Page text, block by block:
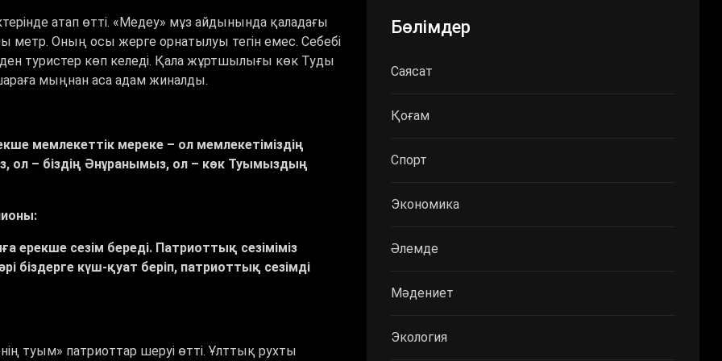
атап өтті. «Медеу» мұз айдынында қаладағы
метр. Оның осы жерге орнатылуы тегін емес. Себебі
туристер көп келеді. Қала жұртшылығы көк Туды
мыңнан аса адам жиналды.
мемлекеттік мереке – ол мемлекетіміздің
ол – біздің Әнұранымыз, ол – көк Туымыздың
ерекше сезім береді. Патриоттық сезіміміз
біздерге күш-қуат беріп, патриоттық сезімді
туым» патриоттар шеруі өтті. Ұлттық рухты
Бөлімдер
Саясат
Қоғам
Спорт
Экономика
Әлемде
Мәдениет
Экология